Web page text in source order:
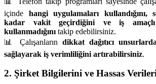
içinde hangi uygulamaları kullandığını,
kadar vakit geçirdiğini ve iş amaçlı
kullanmadığını takip edebilirsiniz.
📊 Çalışanların dikkat dağıtıcı
sağlayarak iş verimliliğini artırabilirsiniz.
2. Şirket Bilgilerini ve Hassas